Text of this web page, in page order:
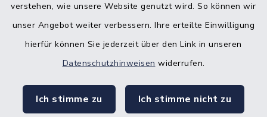
verstehen, wie unsere Website genutzt wird. So können wir
unser Angebot weiter verbessern. Ihre erteilte Einwilligung
hierfür können Sie jederzeit über den Link in unseren
Datenschutzhinweisen widerrufen.
Ich stimme zu Ich stimme nicht zu
Gleichstellungsbüro
Kontakt